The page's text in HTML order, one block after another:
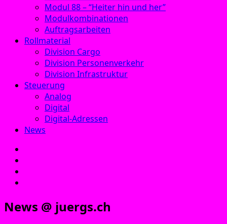
Modul 88 – “Heiter hin und her”
Modulkombinationen
Auftragsarbeiten
Rollmaterial
Division Cargo
Division Personenverkehr
Division Infrastruktur
Steuerung
Analog
Digital
Digital-Adressen
News
News @ juergs.ch